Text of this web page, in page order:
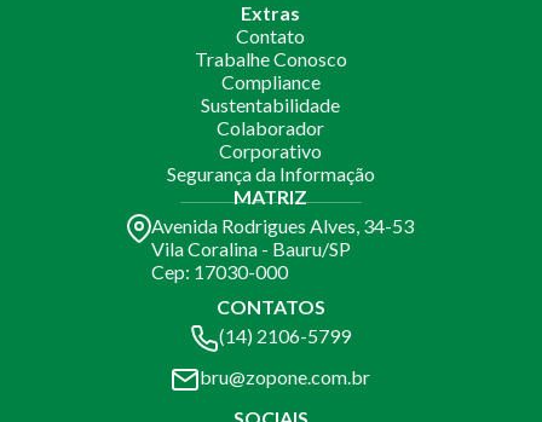
Extras
Contato
Trabalhe Conosco
Compliance
Sustentabilidade
Colaborador
Corporativo
Segurança da Informação
MATRIZ
Avenida Rodrigues Alves, 34-53
Vila Coralina - Bauru/SP
Cep: 17030-000
CONTATOS
(14) 2106-5799
bru@zopone.com.br